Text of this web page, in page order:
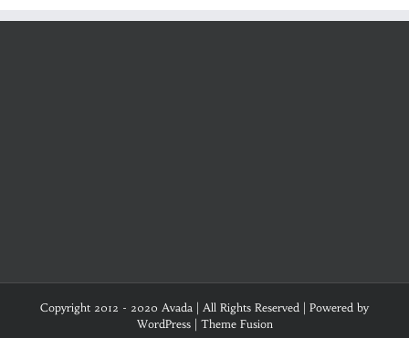
Copyright 2012 - 2020 Avada | All Rights Reserved | Powered by
WordPress| Theme Fusion